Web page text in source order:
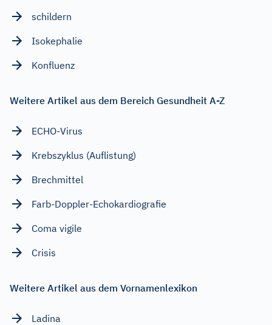
schildern
Isokephalie
Konfluenz
Weitere Artikel aus dem Bereich Gesundheit A-Z
ECHO-Virus
Krebszyklus (Auflistung)
Brechmittel
Farb-Doppler-Echokardiografie
Coma vigile
Crisis
Weitere Artikel aus dem Vornamenlexikon
Ladina